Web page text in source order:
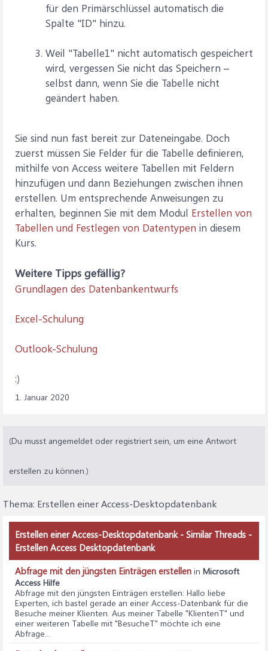
für den Primärschlüssel automatisch die
Spalte "ID" hinzu.
Weil "Tabelle1" nicht automatisch gespeichert
wird, vergessen Sie nicht das Speichern –
selbst dann, wenn Sie die Tabelle nicht
geändert haben.
Sie sind nun fast bereit zur Dateneingabe. Doch
zuerst müssen Sie Felder für die Tabelle definieren,
mithilfe von Access weitere Tabellen mit Feldern
hinzufügen und dann Beziehungen zwischen ihnen
erstellen. Um entsprechende Anweisungen zu
erhalten, beginnen Sie mit dem Modul Erstellen von
Tabellen und Festlegen von Datentypen in diesem
Kurs.
Weitere Tipps gefällig?
Grundlagen des Datenbankentwurfs
Excel-Schulung
Outlook-Schulung
:)
1. Januar 2020
(Du musst angemeldet oder registriert sein, um eine Antwort
erstellen zu können.)
Thema: Erstellen einer Access-Desktopdatenbank
Erstellen einer Access-Desktopdatenbank - Similar Threads -
Erstellen Access Desktopdatenbank
Abfrage mit den jüngsten Einträgen erstellen in Microsoft
Access Hilfe
Abfrage mit den jüngsten Einträgen erstellen: Hallo liebe
Experten, ich bastel gerade an einer Access-Datenbank für die
Besuche meiner Klienten. Aus meiner Tabelle "KlientenT" und
einer weiteren Tabelle mit "BesucheT" möchte ich eine
Abfrage...